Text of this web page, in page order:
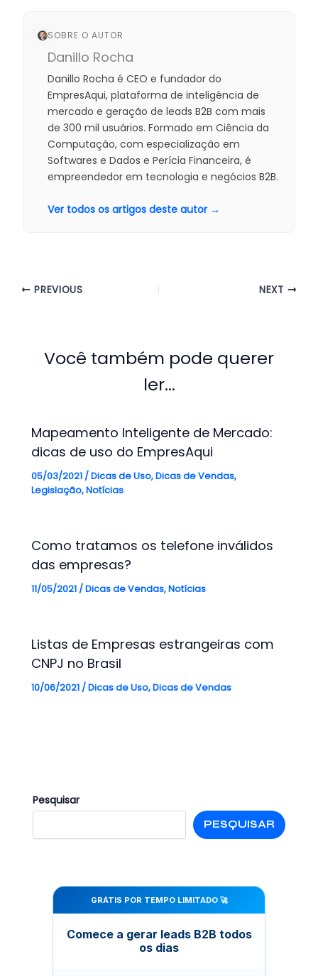
SOBRE O AUTOR
Danillo Rocha
Danillo Rocha é CEO e fundador do
EmpresAqui, plataforma de inteligência de
mercado e geração de leads B2B com mais
de 300 mil usuários. Formado em Ciência da
Computação, com especialização em
Softwares e Dados e Perícia Financeira, é
empreendedor em tecnologia e negócios B2B.
Ver todos os artigos deste autor →
PREVIOUS NEXT
Você também pode querer
ler...
Mapeamento Inteligente de Mercado:
dicas de uso do EmpresAqui
05/03/2021 /Dicas de Uso,Dicas de Vendas,
Legislação,Notícias
Como tratamos os telefone inválidos
das empresas?
11/05/2021 /Dicas de Vendas,Notícias
Listas de Empresas estrangeiras com
CNPJ no Brasil
10/06/2021 /Dicas de Uso,Dicas de Vendas
Pesquisar
PESQUISAR
GRÁTIS POR TEMPO LIMITADO 🚀
Comece a gerar leads B2B todos
os dias